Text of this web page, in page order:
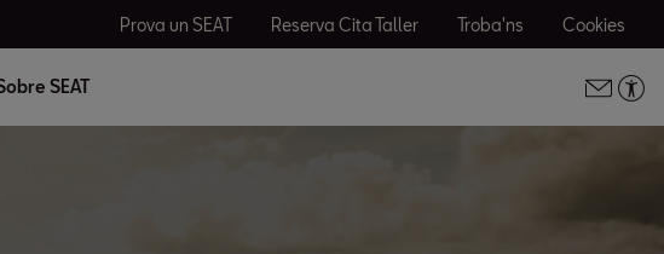
Prova un SEAT Reserva Cita Taller Troba'ns Cookies
SEAT